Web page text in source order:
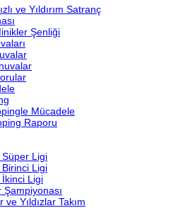
ve Yıldırım Satranç
Şenliği
Mücadele
Raporu
Ligi
Ligi
Ligi
Yıldızlar Takım